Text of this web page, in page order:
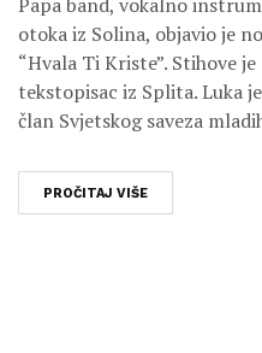
otoka iz Solina, objavio je
“Hvala Ti Kriste”. Stihove
tekstopisac iz Splita. Luka
član Svjetskog saveza
PROČITAJ VIŠE